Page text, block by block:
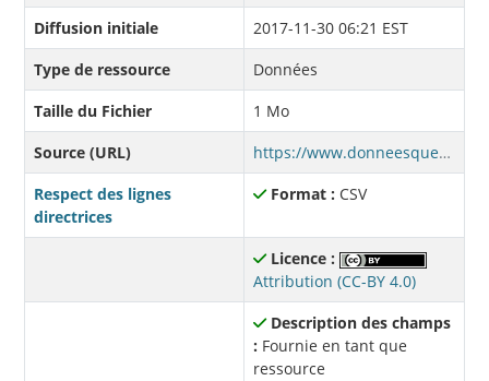
Diffusion initiale
2017-11-30 06:21 EST
Type de ressource
Données
Taille du Fichier
1 Mo
Source (URL)
https://www.donneesquebec.ca/recherche/dataset/0b926a9e-38be-4a17-b70e-42cdab937738/resource/10e0b75b-b610-4f35-8482-af6d832e513c/download/s162016-2017.csv
Respect des lignes
directrices
Format : CSV
Licence :
Attribution (CC-BY 4.0)
Description des champs
: Fournie en tant que
ressource